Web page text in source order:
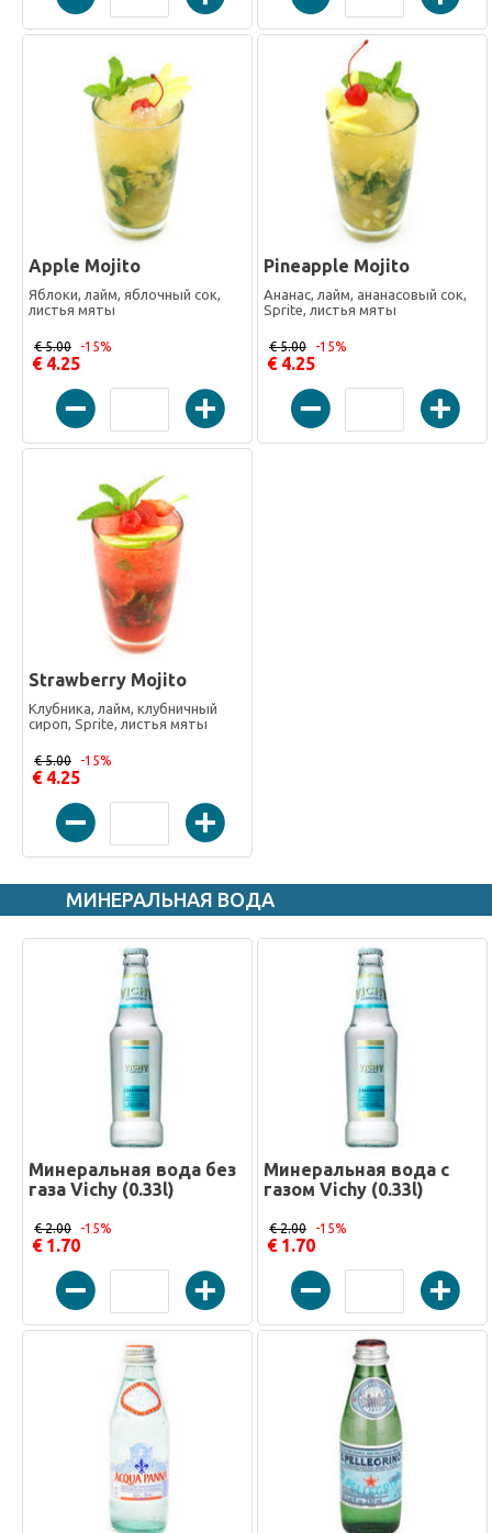
Apple Mojito
Яблоки, лайм, яблочный сок,
листья мяты
€ 4.25
€ 5.00 -15%
Pineapple Mojito
Ананас, лайм, ананасовый сок,
Sprite, листья мяты
€ 4.25
€ 5.00 -15%
Strawberry Mojito
Клубника, лайм, клубничный
сироп, Sprite, листья мяты
€ 4.25
€ 5.00 -15%
МИНЕРАЛЬНАЯ ВОДА
Минеральная вода без
газа Vichy (0.33l)
€ 1.70
€ 2.00 -15%
Минеральная вода с
газом Vichy (0.33l)
€ 1.70
€ 2.00 -15%